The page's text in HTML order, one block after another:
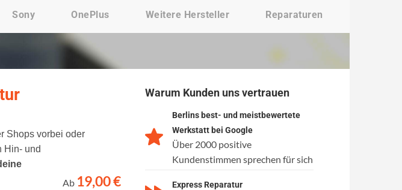
Sony OnePlus Weitere Hersteller Reparaturen
Shops vorbei oder
Hin- und
Ab 19,00€
Warum Kunden uns vertrauen
Berlins best- und meistbewertete
Werkstatt bei Google
Über 2000 positive
Kundenstimmen sprechen für sich
Express Reparatur